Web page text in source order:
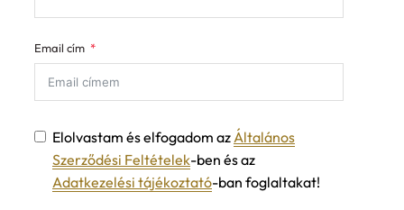
Email cím
Elolvastam és elfogadom az Általános
Szerződési Feltételek-ben és az
Adatkezelési tájékoztató-ban foglaltakat!